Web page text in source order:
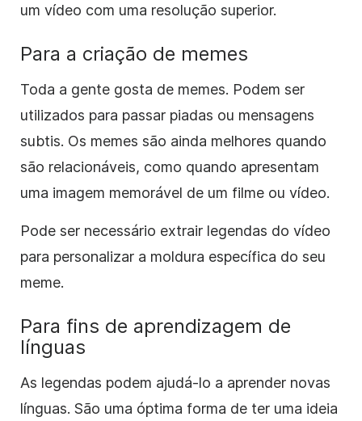
um vídeo com uma resolução superior.
Para a criação de memes
Toda a gente gosta de memes. Podem ser
utilizados para passar piadas ou mensagens
subtis. Os memes são ainda melhores quando
são relacionáveis, como quando apresentam
uma imagem memorável de um filme ou vídeo.
Pode ser necessário extrair legendas do vídeo
para personalizar a moldura específica do seu
meme.
Para fins de aprendizagem de
línguas
As legendas podem ajudá-lo a aprender novas
línguas. São uma óptima forma de ter uma ideia